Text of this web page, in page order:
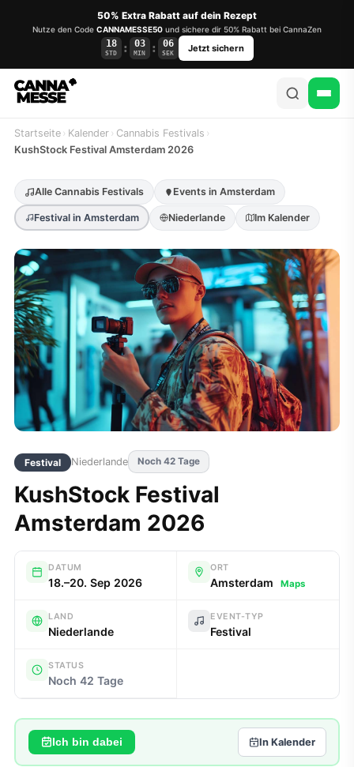
50% Extra Rabatt auf dein Rezept
Nutze den Code CANNAMESSE50 und sichere dir 50% Rabatt bei CannaZen
18
STD : 03
MIN : 05
SEK Jetzt sichern
Startseite › Kalender › Cannabis Festivals ›
KushStock Festival Amsterdam 2026
Alle Cannabis Festivals Events in Amsterdam
Festival in Amsterdam Niederlande Im Kalender
Festival Niederlande Noch 42 Tage
KushStock Festival
Amsterdam 2026
DATUM
18.–20. Sep 2026
ORT
Amsterdam Maps
LAND
Niederlande
EVENT-TYP
Festival
STATUS
Noch 42 Tage
Ich bin dabei In Kalender